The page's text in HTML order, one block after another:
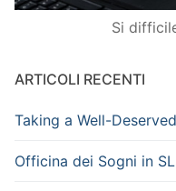
Si
ARTICOLI RECENTI
Taking a Well-
Officina dei Sogni in